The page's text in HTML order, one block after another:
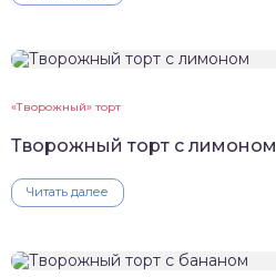
«Творожный» торт
Творожный торт с лимоном
Читать далее